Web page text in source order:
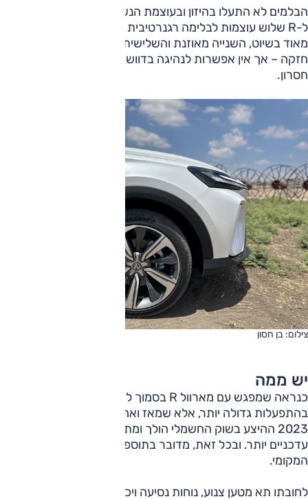
הבלמים לא התעלו בהיזון ובעוצמת הנשיכה הראשונית שלהם.
ל-R שלוש עוצמות לבלימה רגנרטיבית – הראשונה מוצלחת
מאוד בשיוט, השנייה מאוזנת והשלישית מקבילה לבלימת מנוע
חזקה – אך אין אפשרות לנהיגה בדוושה אחת. לא בטוח שזה
חסרון.
צילום: בן חסון
יש ממה
כנראה שמפגש עם מארוול R בסמוך למועד הצגתו היה מסתיים
בהתפעלות גדולה יותר, אלא שמאז ואחרי המחצית הראשונה של
2023 ההיצע בשוק החשמלי הולך ומתרחב ודגמים אחדים
עדכניים יותר. ובכל זאת, מדובר בתוספת ראויה ומעניינת לשוק
המקומי.
לחובתו תא מטען צנוע, נוחות נסיעה ויכולת דינמית לא מצטיינות,